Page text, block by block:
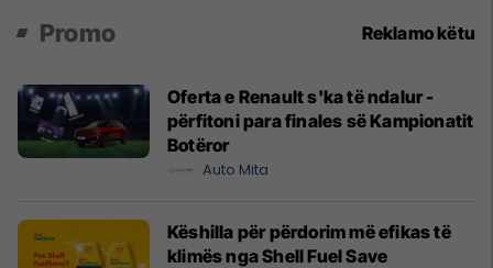
Promo Reklamo këtu
Oferta e Renault s'ka të ndalur -
përfitoni para finales së Kampionatit
Botëror
Auto Mita
Këshilla për përdorim më efikas të
klimës nga Shell Fuel Save